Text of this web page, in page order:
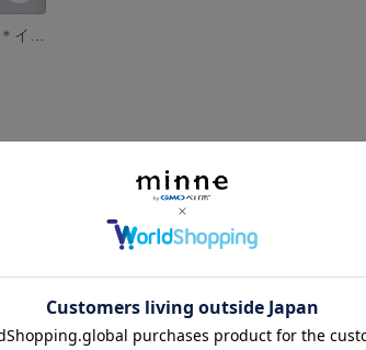
読みもの
minne学習帖